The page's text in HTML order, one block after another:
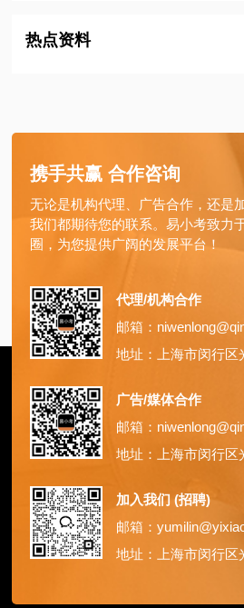
热点资料
携手共赢 合作咨询
无论是机构代理、广告合作，还是
我们都期待您的联系。易小考致力
圈，为您提供广阔的发展平台！
代理/机构合作
邮箱：
地址：上海市闵行区
广告/媒体合作
邮箱：
地址：上海市闵行区
加入我们 (招聘)
邮箱：
地址：上海市闵行区